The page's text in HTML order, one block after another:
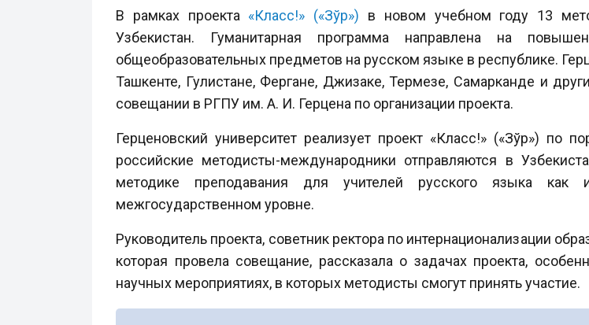
В рамках проекта «Класс!» («Зўр») в новом учебном году 13
Узбекистан. Гуманитарная программа направлена на
общеобразовательных предметов на русском языке в республике.
Ташкенте, Гулистане, Фергане, Джизаке, Термезе, Самарканде и
совещании в РГПУ им. А. И. Герцена по организации проекта.
Герценовский университет реализует проект «Класс!» («Зўр»)
российские методисты-международники отправляются в
методике преподавания для учителей русского языка как
межгосударственном уровне.
Руководитель проекта, советник ректора по интернационализации
которая провела совещание, рассказала о задачах проекта,
научных мероприятиях, в которых методисты смогут принять участие.